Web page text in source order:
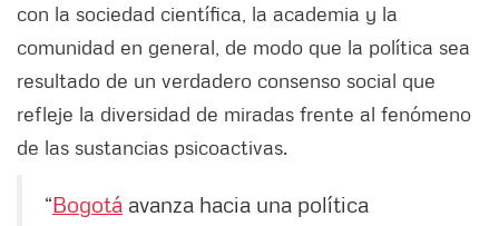
con la sociedad científica, la academia y la
comunidad en general, de modo que la política sea
resultado de un verdadero consenso social que
refleje la diversidad de miradas frente al fenómeno
de las sustancias psicoactivas.
“Bogotá avanza hacia una política